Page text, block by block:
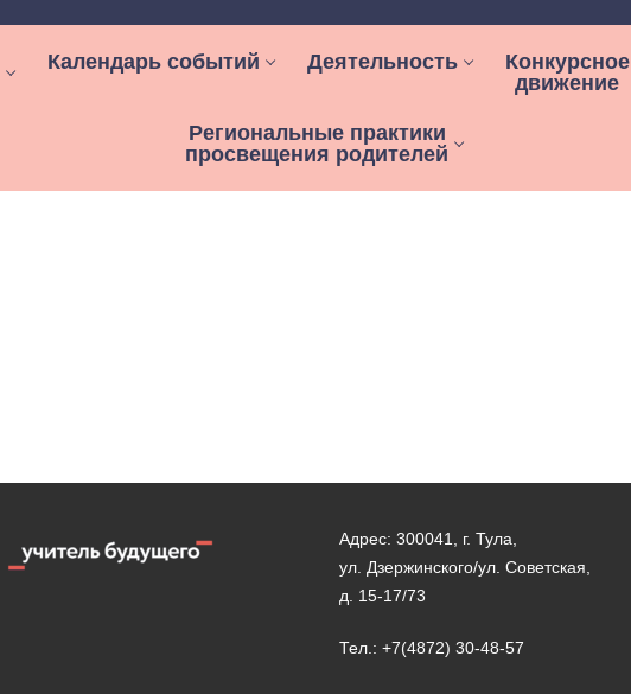
Календарь событий Деятельность
Конкурсное
движение
Региональные практики
просвещения родителей
Адрес: 300041, г. Тула,
ул. Дзержинского/ул. Советская,
д. 15-17/73
Тел.: +7(4872) 30-48-57